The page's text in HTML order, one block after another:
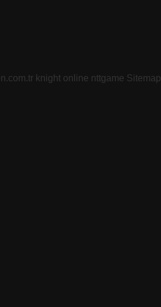
knight online nttgame Sitemap